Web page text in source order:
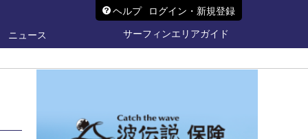
ヘルプ ログイン・新規登録
ニュース
サーフィンエリアガイド